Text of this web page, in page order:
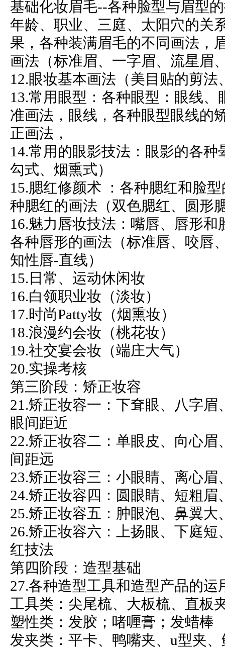
基础化妆眉毛--各种脸型与眉型
年龄、职业、三庭、太阳穴的关
果，各种装满眉毛的不同画法，
画法（标准眉、一字眉、流星眉
12.眼妆基本画法（美目贴的剪法
13.常用眼型：各种眼型：眼线
准画法，眼线，各种眼型眼线的
正画法，
14.常用的眼影技法：眼影的各
勾式、烟熏式）
15.腮红修颜术 ：各种腮红和脸
种腮红的画法（双色腮红、圆形
16.魅力唇妆技法：嘴唇、唇形
各种唇形的画法（标准唇、咬唇
知性唇-直线）
15.日常、运动休闲妆
16.白领职业妆（淡妆）
17.时尚Patty妆（烟熏妆）
18.浪漫约会妆（桃花妆）
19.社交宴会妆（端庄大气）
20.实操考核
第三阶段：矫正妆容
21.矫正妆容一：下耷眼、八字
眼间距近
22.矫正妆容二：单眼皮、向心
间距远
23.矫正妆容三：小眼睛、离心
24.矫正妆容四：圆眼睛、短粗
25.矫正妆容五：肿眼泡、鼻翼
26.矫正妆容六：上扬眼、下庭
红技法
第四阶段：造型基础
27.各种造型工具和造型产品的运
工具类：尖尾梳、大板梳、直板
塑性类：发胶；啫喱膏；发蜡棒
发夹类：平卡、鸭嘴夹、u型夹